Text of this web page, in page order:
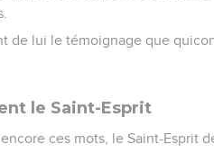
de lui le témoignage que
le Saint-Esprit
ces mots, le Saint-Esprit